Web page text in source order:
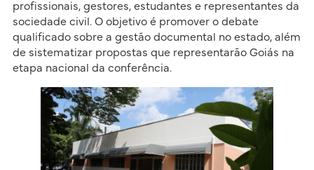
profissionais, gestores, estudantes e representantes da
sociedade civil. O objetivo é promover o debate
qualificado sobre a gestão documental no estado, além
de sistematizar propostas que representarão Goiás na
etapa nacional da conferência.